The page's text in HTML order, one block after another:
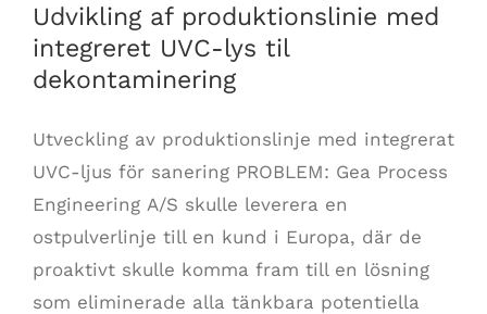
Udvikling af produktionslinie med
integreret UVC-lys til
dekontaminering
Utveckling av produktionslinje med integrerat
UVC-ljus för sanering PROBLEM: Gea Process
Engineering A/S skulle leverera en
ostpulverlinje till en kund i Europa, där de
proaktivt skulle komma fram till en lösning
som eliminerade alla tänkbara potentiella